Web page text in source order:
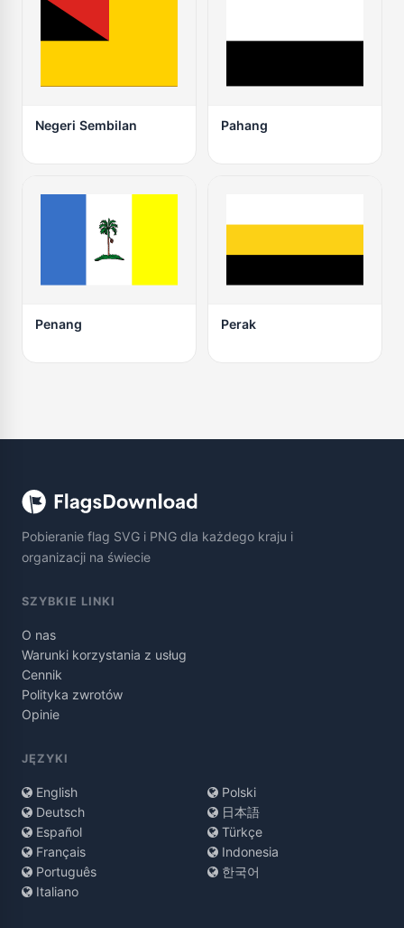
Negeri Sembilan Pahang
Penang Perak
Pobieranie flag SVG i PNG dla każdego kraju i
organizacji na świecie
SZYBKIE LINKI
O nas
Warunki korzystania z usług
Cennik
Polityka zwrotów
Opinie
JĘZYKI
English
Deutsch
Español
Français
Português
Italiano
Polski
日本語
Türkçe
Indonesia
한국어